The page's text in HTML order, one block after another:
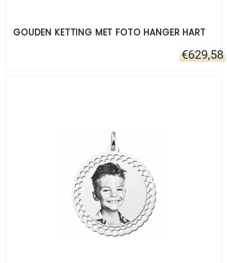
GOUDEN KETTING MET FOTO HANGER HART
€629,58